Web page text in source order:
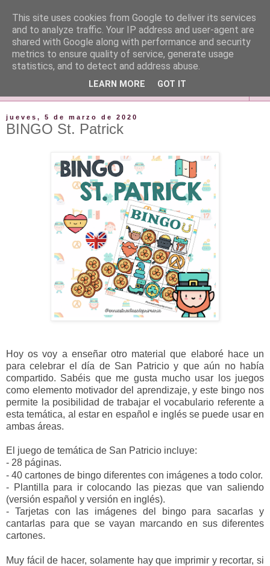
jueves, 5 de marzo de 2020
BINGO St. Patrick
Hoy os voy a enseñar otro material que elaboré hace un
para celebrar el día de San Patricio y que aún no había
compartido. Sabéis que me gusta mucho usar los juegos
como elemento motivador del aprendizaje, y este bingo nos
permite la posibilidad de trabajar el vocabulario referente a
esta temática, al estar en español e inglés se puede usar en
ambas áreas.
El juego de temática de San Patricio incluye:
- 28 páginas.
- 40 cartones de bingo diferentes con imágenes a todo color.
- Plantilla para ir colocando las piezas que van saliendo
(versión español y versión en inglés).
- Tarjetas con las imágenes del bingo para sacarlas y
cantarlas para que se vayan marcando en sus diferentes
cartones.
Muy fácil de hacer, solamente hay que imprimir y recortar, si
This site uses cookies from Google to deliver its services
and to analyze traffic. Your IP address and user-agent are
shared with Google along with performance and security
metrics to ensure quality of service, generate usage
statistics, and to detect and address abuse.
LEARN MORE GOT IT